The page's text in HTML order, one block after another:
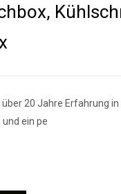
20 Jahre Erfahrung
ein pe